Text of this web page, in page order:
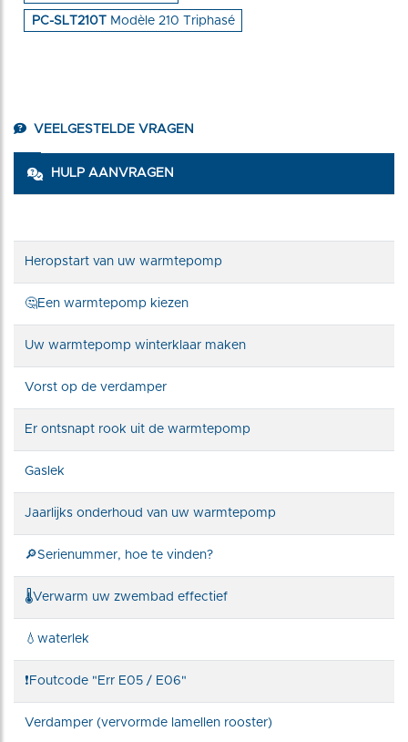
PC-SLT210T Modèle 210 Triphasé
VEELGESTELDE VRAGEN
HULP AANVRAGEN
Heropstart van uw warmtepomp
🤔Een warmtepomp kiezen
Uw warmtepomp winterklaar maken
Vorst op de verdamper
Er ontsnapt rook uit de warmtepomp
Gaslek
Jaarlijks onderhoud van uw warmtepomp
🔎Serienummer, hoe te vinden?
🌡️Verwarm uw zwembad effectief
💧waterlek
❗Foutcode "Err E05 / E06"
Verdamper (vervormde lamellen rooster)